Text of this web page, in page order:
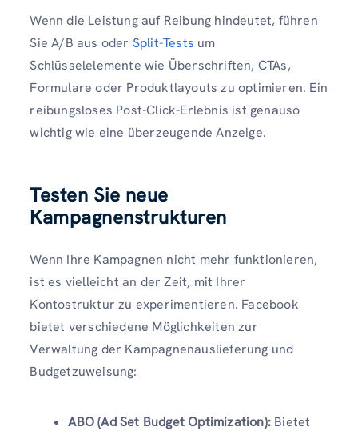
Wenn die Leistung auf Reibung hindeutet, führen
Sie A/B aus oder Split-Tests um
Schlüsselelemente wie Überschriften, CTAs,
Formulare oder Produktlayouts zu optimieren. Ein
reibungsloses Post-Click-Erlebnis ist genauso
wichtig wie eine überzeugende Anzeige.
Testen Sie neue
Kampagnenstrukturen
Wenn Ihre Kampagnen nicht mehr funktionieren,
ist es vielleicht an der Zeit, mit Ihrer
Kontostruktur zu experimentieren. Facebook
bietet verschiedene Möglichkeiten zur
Verwaltung der Kampagnenauslieferung und
Budgetzuweisung:
ABO (Ad Set Budget Optimization): Bietet